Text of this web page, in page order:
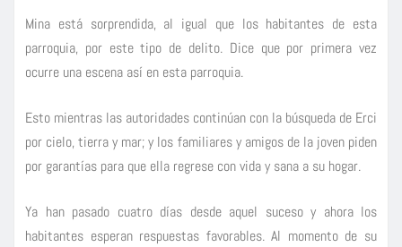
Mina está sorprendida, al igual que los habitantes de esta
parroquia, por este tipo de delito. Dice que por primera vez
ocurre una escena así en esta parroquia.
Esto mientras las autoridades continúan con la búsqueda de Erci
por cielo, tierra y mar; y los familiares y amigos de la joven piden
por garantías para que ella regrese con vida y sana a su hogar.
Ya han pasado cuatro días desde aquel suceso y ahora los
habitantes esperan respuestas favorables. Al momento de su